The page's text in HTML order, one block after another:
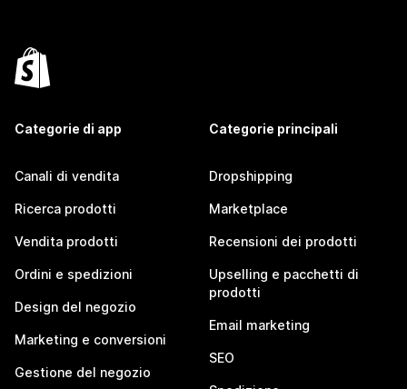
Categorie di app
Canali di vendita
Ricerca prodotti
Vendita prodotti
Ordini e spedizioni
Design del negozio
Marketing e conversioni
Gestione del negozio
Categorie principali
Dropshipping
Marketplace
Recensioni dei prodotti
Upselling e pacchetti di
prodotti
Email marketing
SEO